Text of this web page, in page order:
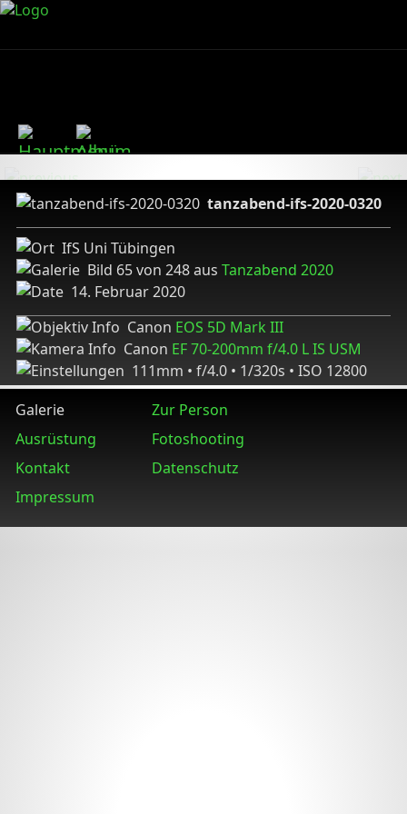
tanzabend-ifs-2020-0320
IfS Uni Tübingen
Bild 65 von 248 aus Tanzabend 2020
14. Februar 2020
Canon EOS 5D Mark III
Canon EF 70-200mm f/4.0 L IS USM
111mm • f/4.0 • 1/320s • ISO 12800
Galerie
Zur Person
Ausrüstung
Fotoshooting
Kontakt
Datenschutz
Impressum